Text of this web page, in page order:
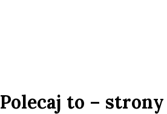
Polecaj to –